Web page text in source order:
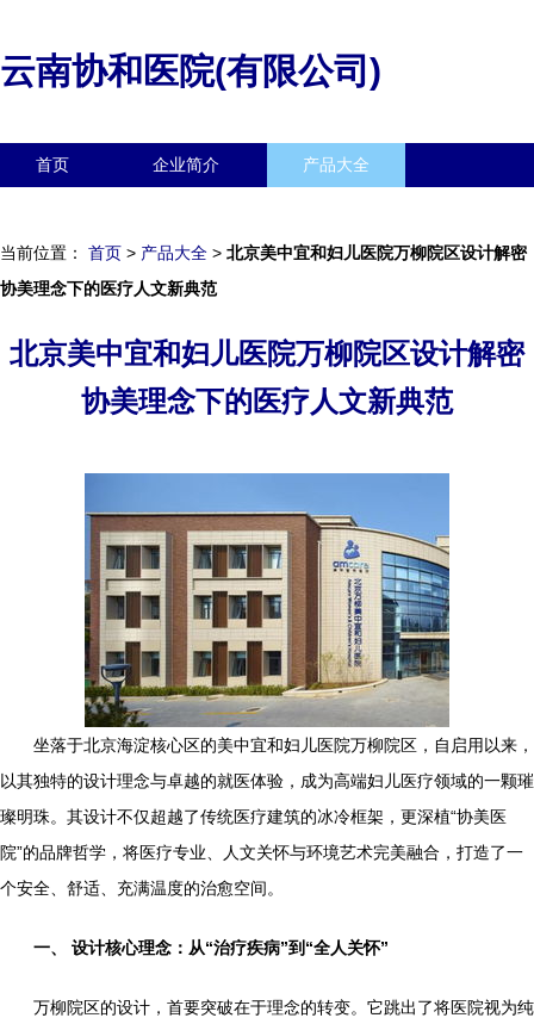
云南协和医院(有限公司)
首页 企业简介 产品大全
当前位置： 首页 > 产品大全 > 北京美中宜和妇儿医院万柳院区设计解密
协美理念下的医疗人文新典范
北京美中宜和妇儿医院万柳院区设计解密
协美理念下的医疗人文新典范
坐落于北京海淀核心区的美中宜和妇儿医院万柳院区，自启用以来，
以其独特的设计理念与卓越的就医体验，成为高端妇儿医疗领域的一颗璀
璨明珠。其设计不仅超越了传统医疗建筑的冰冷框架，更深植“协美医
院”的品牌哲学，将医疗专业、人文关怀与环境艺术完美融合，打造了一
个安全、舒适、充满温度的治愈空间。
一、 设计核心理念：从“治疗疾病”到“全人关怀”
万柳院区的设计，首要突破在于理念的转变。它跳出了将医院视为纯